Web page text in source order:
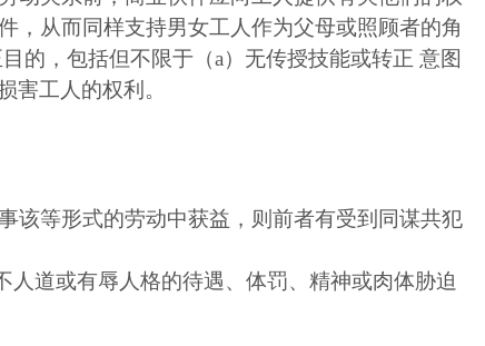
，从而同样支持男女工人作为父母或照顾者的角
的，包括但不限于（a）无传授技能或转正 意图
害工人的权利。
该等形式的劳动中获益，则前者有受到同谋共犯
道或有辱人格的待遇、体罚、精神或肉体胁迫